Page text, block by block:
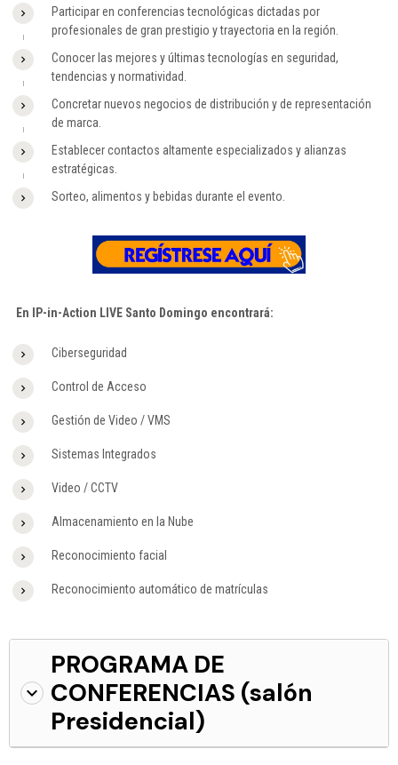
Participar en conferencias tecnológicas dictadas por
profesionales de gran prestigio y trayectoria en la región.
Conocer las mejores y últimas tecnologías en seguridad,
tendencias y normatividad.
Concretar nuevos negocios de distribución y de representación
de marca.
Establecer contactos altamente especializados y alianzas
estratégicas.
Sorteo, alimentos y bebidas durante el evento.
En IP-in-Action LIVE Santo Domingo encontrará:
Ciberseguridad
Control de Acceso
Gestión de Video / VMS
Sistemas Integrados
Video / CCTV
Almacenamiento en la Nube
Reconocimiento facial
Reconocimiento automático de matrículas
PROGRAMA DE
CONFERENCIAS (salón
Presidencial)